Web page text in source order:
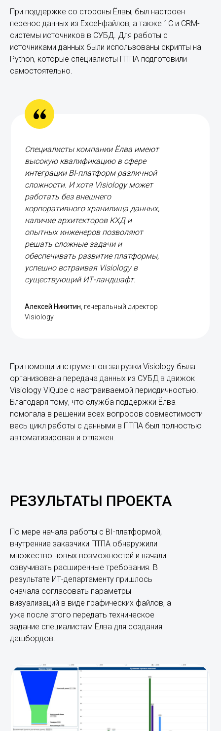
При поддержке со стороны Ёлвы, был настроен
перенос данных из Excel-файлов, а также 1С и CRM-
системы источников в СУБД. Для работы с
источниками данных были использованы скрипты на
Python, которые специалисты ПТПА подготовили
самостоятельно.
Специалисты компании Ёлва имеют
высокую квалификацию в сфере
интеграции BI-платформ различной
сложности. И хотя Visiology может
работать без внешнего
корпоративного хранилища данных,
наличие архитекторов КХД и
опытных инженеров позволяют
решать сложные задачи и
обеспечивать развитие платформы,
успешно встраивая Visiology в
существующий ИТ-ландшафт.
Алексей Никитин , генеральный директор
Visiology
При помощи инструментов загрузки Visiology была
организована передача данных из СУБД в движок
Visiology ViQube с настраиваемой периодичностью.
Благодаря тому, что служба поддержки Ёлва
помогала в решении всех вопросов совместимости
весь цикл работы с данными в ПТПА был полностью
автоматизирован и отлажен.
РЕЗУЛЬТАТЫ ПРОЕКТА
По мере начала работы с BI-платформой,
внутренние заказчики ПТПА обнаружили
множество новых возможностей и начали
озвучивать расширенные требования. В
результате ИТ-департаменту пришлось
сначала согласовать параметры
визуализаций в виде графических файлов, а
уже после этого передать техническое
задание специалистам Ёлва для создания
дашбордов.